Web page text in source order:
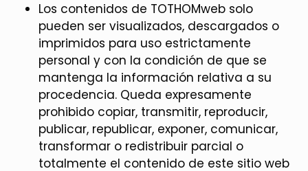
Los contenidos de TOTHOMweb solo
pueden ser visualizados, descargados o
imprimidos para uso estrictamente
personal y con la condición de que se
mantenga la información relativa a su
procedencia. Queda expresamente
prohibido copiar, transmitir, reproducir,
publicar, republicar, exponer, comunicar,
transformar o redistribuir parcial o
totalmente el contenido de este sitio web